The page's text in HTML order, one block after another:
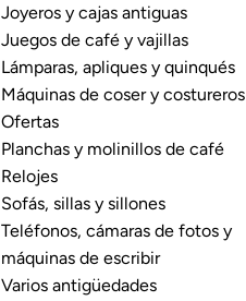
Joyeros y cajas antiguas
Juegos de café y vajillas
Lámparas, apliques y quinqués
Máquinas de coser y costureros
Ofertas
Planchas y molinillos de café
Relojes
Sofás, sillas y sillones
Teléfonos, cámaras de fotos y
máquinas de escribir
Varios antigüedades